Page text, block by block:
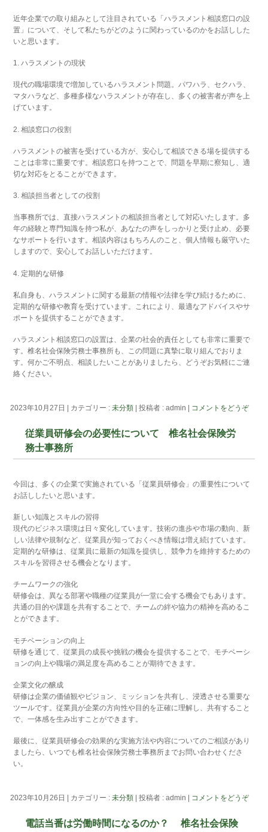
近年企業での取り組みとして注目されている「ハラスメント相談窓口の設
置」について、そして私たちがどのように関わっているのかをお話しした
いと思います。
1. ハラスメントの現状
現代の職場環境で増加しているハラスメント問題。パワハラ、セクハラ、
マタハラなど、多種多様なハラスメントが存在し、多くの被害者が声を上
げています。
2. 相談窓口の役割
ハラスメントの被害を受けている方が、安心して相談できる場を提供する
ことは非常に重要です。相談窓口を持つことで、問題を早期に察知し、適
切な対応をとることができます。
3. 相談担当者としての役割
当事務所では、直接ハラスメントの相談担当者として対応いたします。多
年の経験と専門知識を持つ私が、あなたの声をしっかりと受け止め、必要
なサポートを行います。相談内容はもちろんのこと、個人情報も厳守いた
しますので、安心してお話しいただけます。
4. 定期的な研修
私自身も、ハラスメントに関する最新の情報や法律を学び続けるために、
定期的な研修や教育を受けています。これにより、最適なアドバイスやサ
ポートを提供することができます。
ハラスメント相談窓口の設置は、企業の社会的責任としても非常に重要で
す。椎名社会保険労務士事務所も、この問題に真摯に取り組んでおりま
す。何かご不明点、相談したいことがありましたら、どうぞお気軽にご連
絡ください。
2023年10月27日 カテゴリー :未分類 |投稿者 : admin コメントをどうぞ
従業員研修会の必要性について 椎名社会保険労
務士事務所
今回は、多くの企業で実施されている「従業員研修会」の重要性について
お話ししたいと思います。
新しい知識とスキルの習得
現代のビジネス環境は日々変化しています。技術の進歩や市場の動向、新
しい法律や規制など、従業員が知っておくべき情報は増え続けています。
定期的な研修は、従業員に最新の知識を提供し、競争力を維持するための
スキルを習得させる機会となります。
チームワークの強化
研修会は、異なる部署や職種の従業員が一堂に会する機会でもあります。
共通の目的や課題を共有することで、チームの絆や協力の精神を高めるこ
とができます。
モチベーションの向上
研修を通じて、従業員の成長や挑戦の機会を提供することで、モチベーシ
ョンの向上や職場の満足度を高めることが期待できます。
企業文化の醸成
研修は企業の価値観やビジョン、ミッションを共有し、浸透させる重要な
ツールです。従業員が企業の方向性や目的を正確に理解し、共有すること
で、一体感を生み出すことができます。
最後に、従業員研修会の効果的な実施方法や内容についてのご相談があり
ましたら、いつでも椎名社会保険労務士事務所までお問い合わせくださ
い。
2023年10月26日 カテゴリー :未分類 |投稿者 : admin コメントをどうぞ
電話当番は労働時間になるのか？ 椎名社会保険